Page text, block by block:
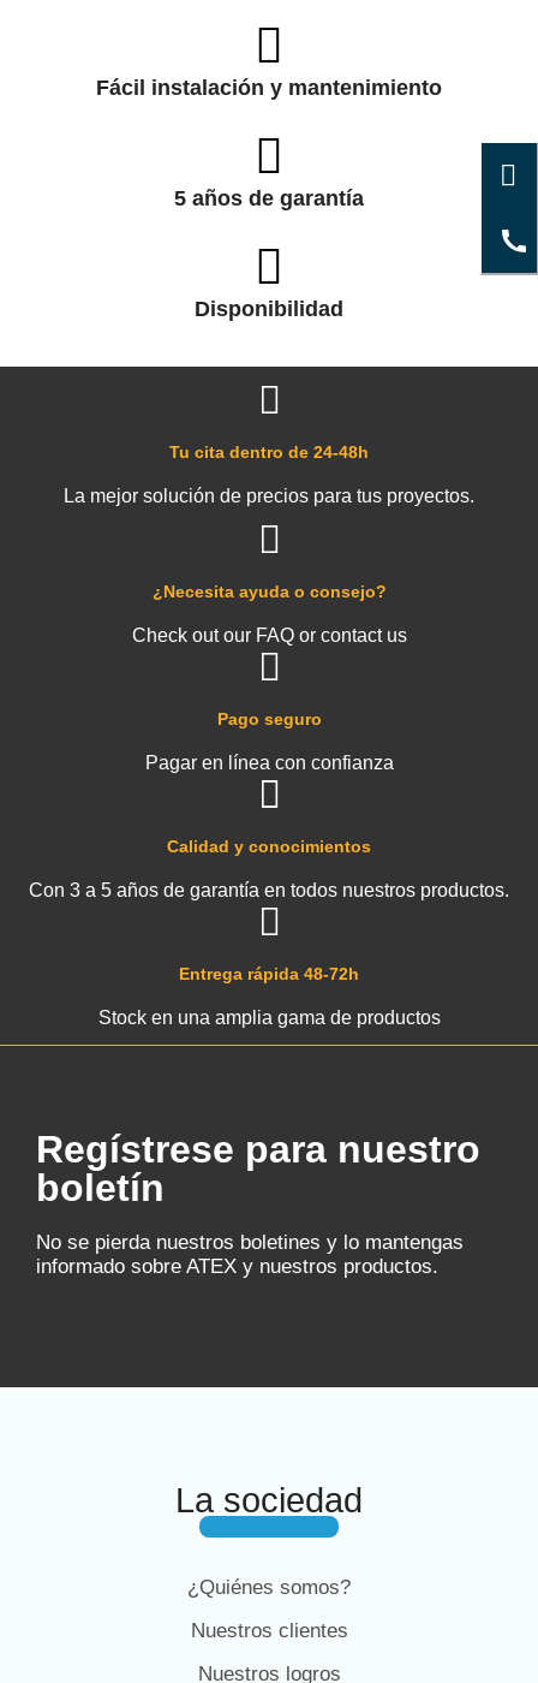
Fácil instalación y mantenimiento
5 años de garantía
Disponibilidad
Entrega rápida 48-72h
Stock en una amplia gama de productos
Calidad y conocimientos
Con 3 a 5 años de garantía en todos nuestros productos.
Pago seguro
Pagar en línea con confianza
¿Necesita ayuda o consejo?
Check out our FAQ or contact us
Tu cita dentro de 24-48h
La mejor solución de precios para tus proyectos.
Regístrese para nuestro
boletín
No se pierda nuestros boletines y lo mantengas
informado sobre ATEX y nuestros productos.
La sociedad
¿Quiénes somos?
Nuestros clientes
Nuestros logros